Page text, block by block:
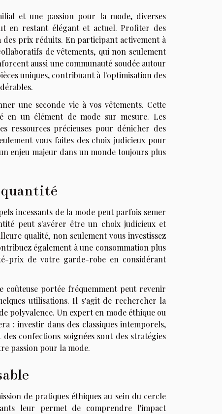
et une passion pour la mode, diverses
en restant élégant et actuel. Profiter des
des prix réduits. En participant activement à
de vêtements, qui non seulement
aussi une communauté soudée autour
uniques, contribuant à l'optimisation des
une seconde vie à vos vêtements. Cette
en un élément de mode sur mesure. Les
ressources précieuses pour dénicher des
vous faites des choix judicieux pour
enjeu majeur dans un monde toujours plus
incessants de la mode peut parfois semer
peut s'avérer être un choix judicieux et
qualité, non seulement vous investissez
également à une consommation plus
prix de votre garde-robe en considérant
portée fréquemment peut revenir
utilisations. Il s'agit de rechercher la
polyvalence. Un expert en mode éthique ou
: investir dans des classiques intemporels,
confections soignées sont des stratégies
passion pour la mode.
de pratiques éthiques au sein du cercle
leur permet de comprendre l'impact